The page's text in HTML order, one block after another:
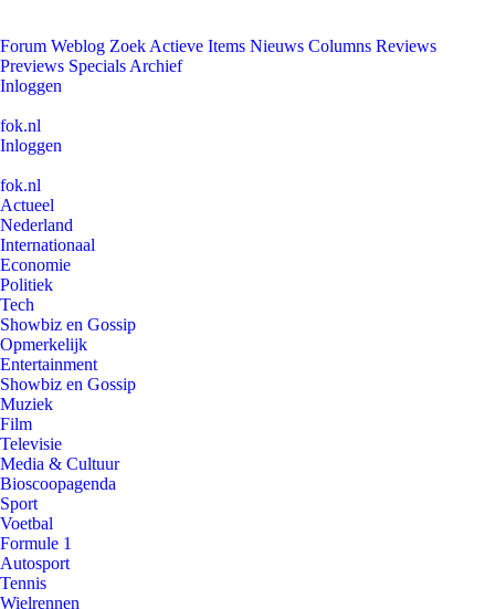
Forum Weblog Zoek Actieve Items Nieuws Columns Reviews
Previews Specials Archief
Inloggen
fok.nl
Inloggen
fok.nl
Actueel
Nederland
Internationaal
Economie
Politiek
Tech
Showbiz en Gossip
Opmerkelijk
Entertainment
Showbiz en Gossip
Muziek
Film
Televisie
Media & Cultuur
Bioscoopagenda
Sport
Voetbal
Formule 1
Autosport
Tennis
Wielrennen